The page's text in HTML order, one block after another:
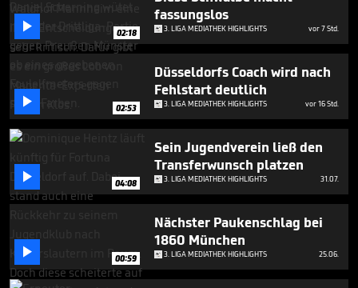
minutes,
seconds
 02:18
fassungslos
3. LIGA MEDIATHEK HIGHLIGHTS vor 7 Std.
 02:53
Düsseldorfs Coach wird nach
Fehlstart deutlich
3. LIGA MEDIATHEK HIGHLIGHTS vor 16 Std.
 04:08
Sein Jugendverein ließ den
Transferwunsch platzen
3. LIGA MEDIATHEK HIGHLIGHTS 31.07.
 00:59
Nächster Paukenschlag bei
1860 München
3. LIGA MEDIATHEK HIGHLIGHTS 25.06.